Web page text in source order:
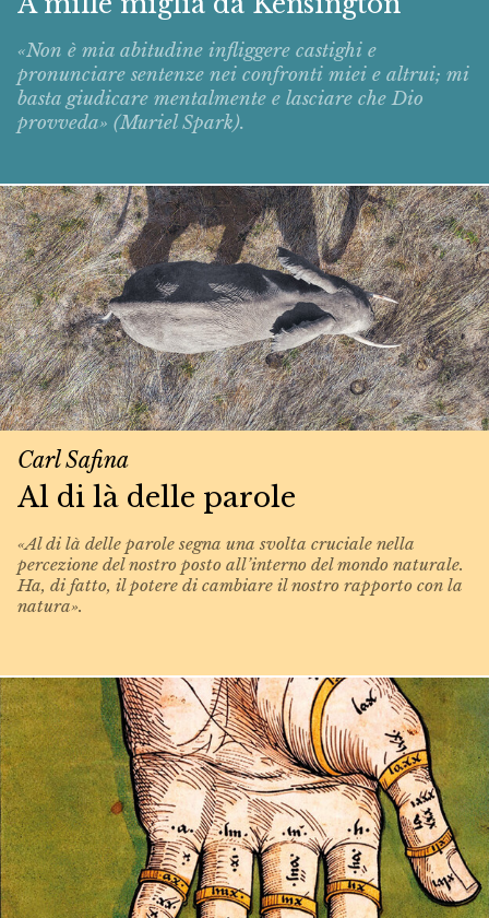
«Non è mia abitudine infliggere castighi e
pronunciare sentenze nei confronti miei e altrui; mi
basta giudicare mentalmente e lasciare che Dio
provveda» (Muriel Spark).
Carl Safina
Al di là delle parole
«Al di là delle parole segna una svolta cruciale nella
percezione del nostro posto all’interno del mondo naturale.
Ha, di fatto, il potere di cambiare il nostro rapporto con la
natura».